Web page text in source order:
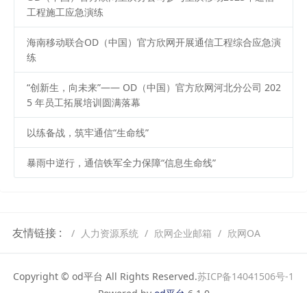
工程施工应急演练
海南移动联合OD（中国）官方欣网开展通信工程综合应急演
练
“创新生，向未来”—— OD（中国）官方欣网河北分公司 202
5 年员工拓展培训圆满落幕
以练备战，筑牢通信“生命线”
暴雨中逆行，通信铁军全力保障“信息生命线”
友情链接 : 人力资源系统 欣网企业邮箱 欣网OA
Copyright © od平台 All Rights Reserved.苏ICP备14041506号-1